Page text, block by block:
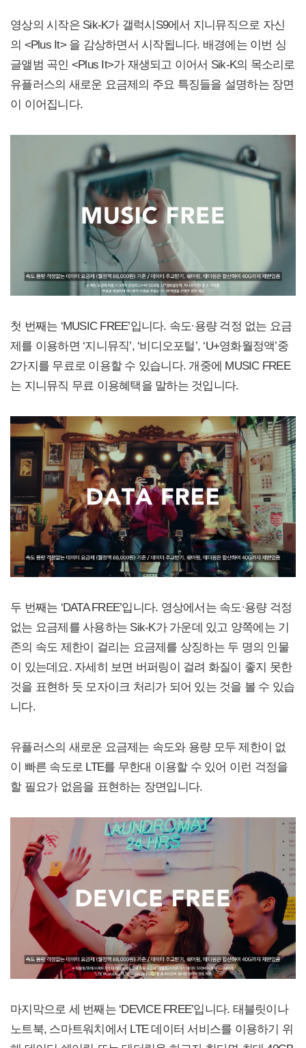
영상의 시작은 Sik-K가 갤럭시S9에서 지니뮤직으로 자신
의 <Plus It> 을 감상하면서 시작됩니다. 배경에는 이번 싱
글앨범 곡인 <Plus It>가 재생되고 이어서 Sik-K의 목소리로
유플러스의 새로운 요금제의 주요 특징들을 설명하는 장면
이 이어집니다.
첫 번째는 ‘MUSIC FREE’입니다. 속도∙용량 걱정 없는 요금
제를 이용하면 ‘지니뮤직’, ‘비디오포털’, ‘U+영화월정액’중
2가지를 무료로 이용할 수 있습니다. 개중에 MUSIC FREE
는 지니뮤직 무료 이용혜택을 말하는 것입니다.
두 번째는 ‘DATA FREE’입니다. 영상에서는 속도∙용량 걱정
없는 요금제를 사용하는 Sik-K가 가운데 있고 양쪽에는 기
존의 속도 제한이 걸리는 요금제를 상징하는 두 명의 인물
이 있는데요. 자세히 보면 버퍼링이 걸려 화질이 좋지 못한
것을 표현하 듯 모자이크 처리가 되어 있는 것을 볼 수 있습
니다.
유플러스의 새로운 요금제는 속도와 용량 모두 제한이 없
이 빠른 속도로 LTE를 무한대 이용할 수 있어 이런 걱정을
할 필요가 없음을 표현하는 장면입니다.
마지막으로 세 번째는 ‘DEVICE FREE’입니다. 태블릿이나
노트북, 스마트워치에서 LTE 데이터 서비스를 이용하기 위